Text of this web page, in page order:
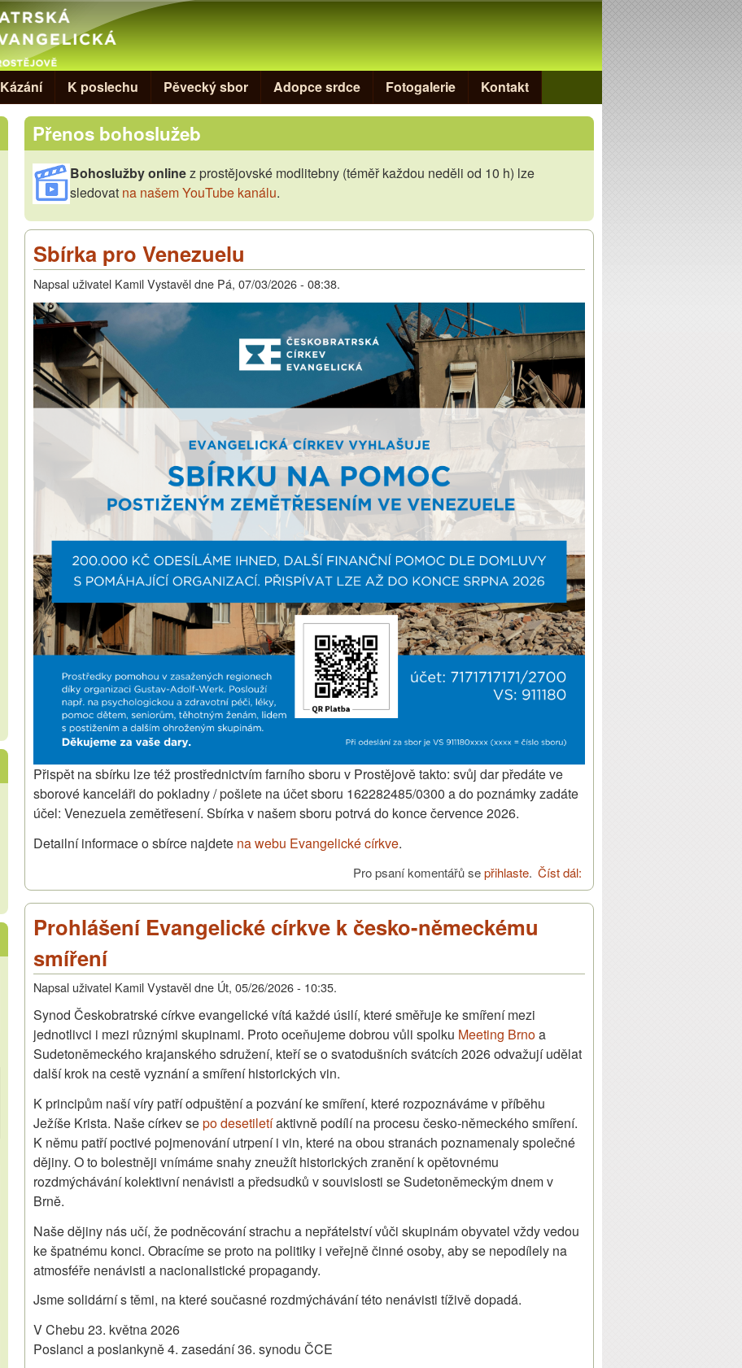
Skip to main content
Kázání K poslechu Pěvecký sbor Adopce srdce Fotogalerie Kontakt
Přenos bohoslužeb
Bohoslužby onlinez prostějovské modlitebny (téměř každou neděli od 10 h) lze
sledovat na našem YouTube kanálu.
Sbírka pro Venezuelu
Napsal uživatel Kamil Vystavěldne Pá, 07/03/2026 - 08:38.
Přispět na sbírku lze též prostřednictvím farního sboru v Prostějově takto: svůj dar předáte ve
sborové kanceláři do pokladny / pošlete na účet sboru 162282485/0300 a do poznámky zadáte
účel: Venezuela zemětřesení. Sbírka v našem sboru potrvá do konce července 2026.
Detailní informace o sbírce najdete na webu Evangelické církve.
Číst dál:
Pro psaní komentářů sepřihlaste.
Prohlášení Evangelické církve k česko-německému
smíření
Napsal uživatel Kamil Vystavěldne Út, 05/26/2026 - 10:35.
Synod Českobratrské církve evangelické vítá každé úsilí, které směřuje ke smíření mezi
jednotlivci i mezi různými skupinami. Proto oceňujeme dobrou vůli spolku Meeting Brnoa
Sudetoněmeckého krajanského sdružení, kteří se o svatodušních svátcích 2026 odvažují udělat
další krok na cestě vyznání a smíření historických vin.
K principům naší víry patří odpuštění a pozvání ke smíření, které rozpoznáváme v příběhu
Ježíše Krista. Naše církev sepo desetiletíaktivně podílí na procesu česko-německého smíření.
K němu patří poctivé pojmenování utrpení i vin, které na obou stranách poznamenaly společné
dějiny. O to bolestněji vnímáme snahy zneužít historických zranění k opětovnému
rozdmýchávání kolektivní nenávisti a předsudků v souvislosti se Sudetoněmeckým dnem v
Brně.
Naše dějiny nás učí, že podněcování strachu a nepřátelství vůči skupinám obyvatel vždy vedou
ke špatnému konci. Obracíme se proto na politiky i veřejně činné osoby, aby se nepodílely na
atmosféře nenávisti a nacionalistické propagandy.
Jsme solidární s těmi, na které současné rozdmýchávání této nenávisti tíživě dopadá.
V Chebu 23. května 2026
Poslanci a poslankyně 4. zasedání 36. synodu ČCE